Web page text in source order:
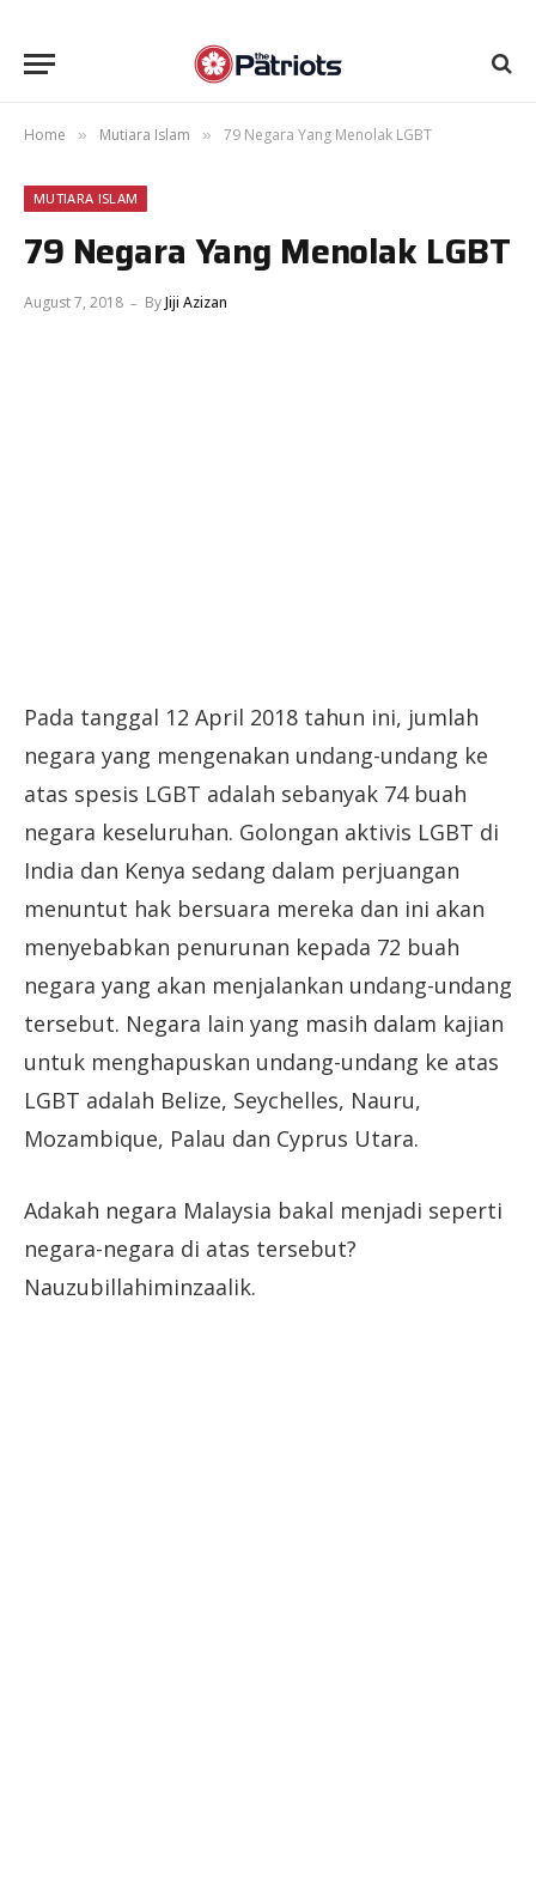
Home » Mutiara Islam » 79 Negara Yang Menolak LGBT
MUTIARA ISLAM
79 Negara Yang Menolak LGBT
August 7, 2018 ByJiji Azizan
Pada tanggal 12 April 2018 tahun ini, jumlah
negara yang mengenakan undang-undang ke
atas spesis LGBT adalah sebanyak 74 buah
negara keseluruhan. Golongan aktivis LGBT di
India dan Kenya sedang dalam perjuangan
menuntut hak bersuara mereka dan ini akan
menyebabkan penurunan kepada 72 buah
negara yang akan menjalankan undang-undang
tersebut. Negara lain yang masih dalam kajian
untuk menghapuskan undang-undang ke atas
LGBT adalah Belize, Seychelles, Nauru,
Mozambique, Palau dan Cyprus Utara.
Adakah negara Malaysia bakal menjadi seperti
negara-negara di atas tersebut?
Nauzubillahiminzaalik.